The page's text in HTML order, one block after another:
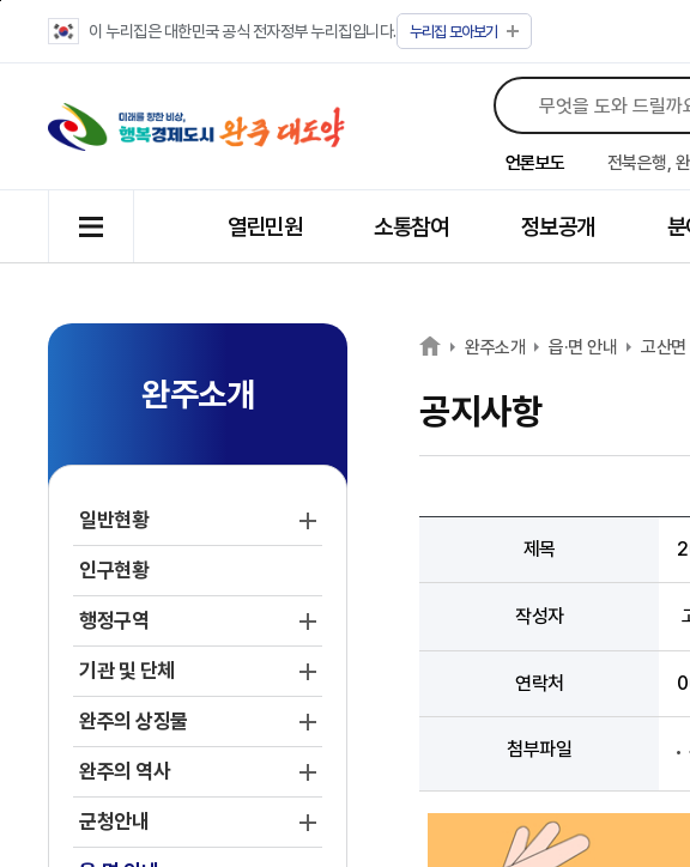
이 누리집은 대한민국 공식 전자정부 누리집입니다. 누리집 모아보기
언론보도
완주군 “여
완주 청소
전북은행,
㈜새눈, 완
완주 봉동
유희태 완
완주 미래
완주 이서면
열린민원 소통참여 정보공개
완주소개
일반현황
인구현황
행정구역
기관 및 단체
완주의 상징물
완주의 역사
군청안내
완주소개 읍·면 안내 고산면
공지사항
제목
작성자
연락처
첨부파일